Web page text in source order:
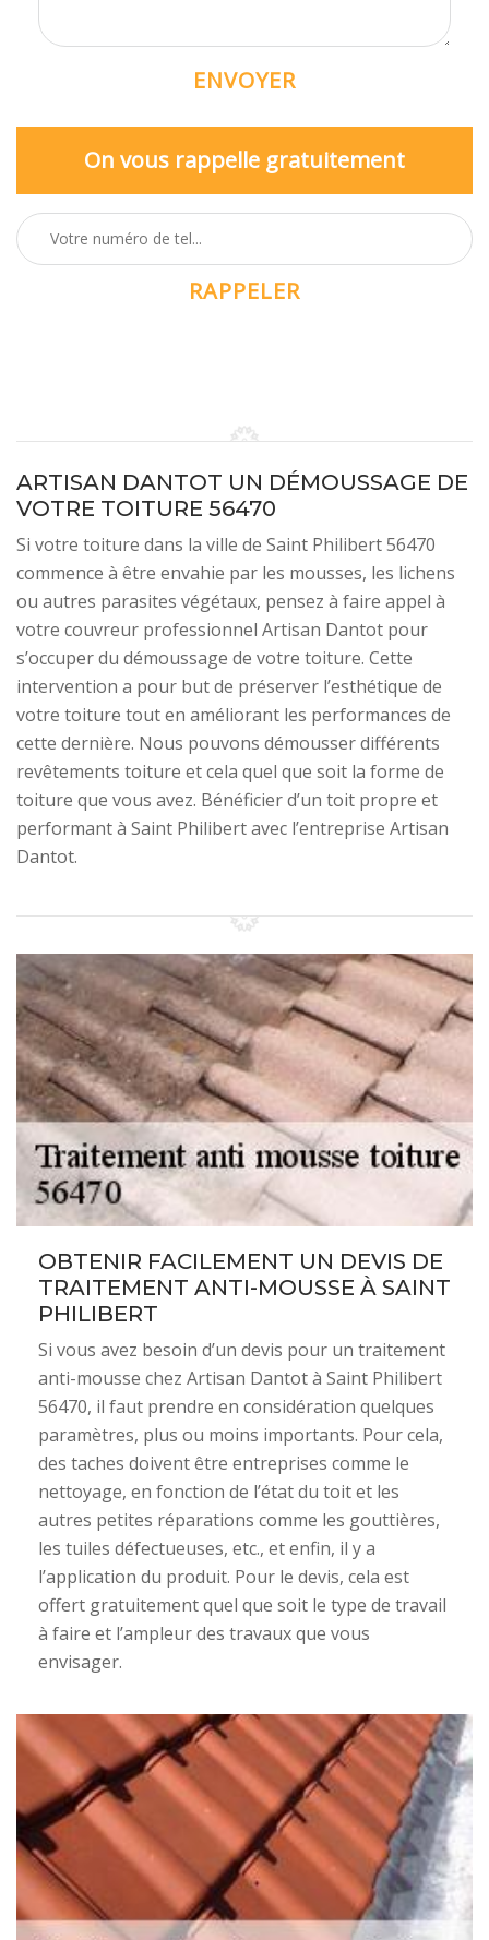
On vous rappelle gratuitement
ARTISAN DANTOT UN DÉMOUSSAGE DE
VOTRE TOITURE 56470
Si votre toiture dans la ville de Saint Philibert 56470
commence à être envahie par les mousses, les lichens
ou autres parasites végétaux, pensez à faire appel à
votre couvreur professionnel Artisan Dantot pour
s’occuper du démoussage de votre toiture. Cette
intervention a pour but de préserver l’esthétique de
votre toiture tout en améliorant les performances de
cette dernière. Nous pouvons démousser différents
revêtements toiture et cela quel que soit la forme de
toiture que vous avez. Bénéficier d’un toit propre et
performant à Saint Philibert avec l’entreprise Artisan
Dantot.
OBTENIR FACILEMENT UN DEVIS DE
TRAITEMENT ANTI-MOUSSE À SAINT
PHILIBERT
Si vous avez besoin d’un devis pour un traitement
anti-mousse chez Artisan Dantot à Saint Philibert
56470, il faut prendre en considération quelques
paramètres, plus ou moins importants. Pour cela,
des taches doivent être entreprises comme le
nettoyage, en fonction de l’état du toit et les
autres petites réparations comme les gouttières,
les tuiles défectueuses, etc., et enfin, il y a
l’application du produit. Pour le devis, cela est
offert gratuitement quel que soit le type de travail
à faire et l’ampleur des travaux que vous
envisager.